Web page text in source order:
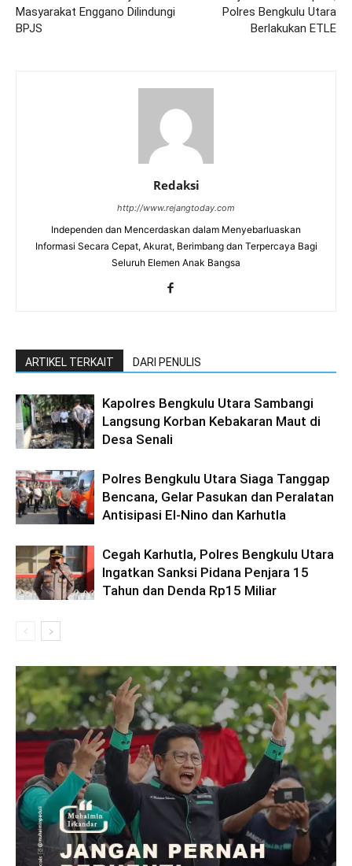
Masyarakat Enggano Dilindungi
BPJS
Polres Bengkulu Utara
Berlakukan ETLE
Redaksi
http://www.rejangtoday.com
Independen dan Mencerdaskan dalam Menyebarluaskan
Informasi Secara Cepat, Akurat, Berimbang dan Terpercaya Bagi
Seluruh Elemen Anak Bangsa
ARTIKEL TERKAIT DARI PENULIS
Kapolres Bengkulu Utara Sambangi
Langsung Korban Kebakaran Maut di
Desa Senali
Polres Bengkulu Utara Siaga Tanggap
Bencana, Gelar Pasukan dan Peralatan
Antisipasi El-Nino dan Karhutla
Cegah Karhutla, Polres Bengkulu Utara
Ingatkan Sanksi Pidana Penjara 15
Tahun dan Denda Rp15 Miliar